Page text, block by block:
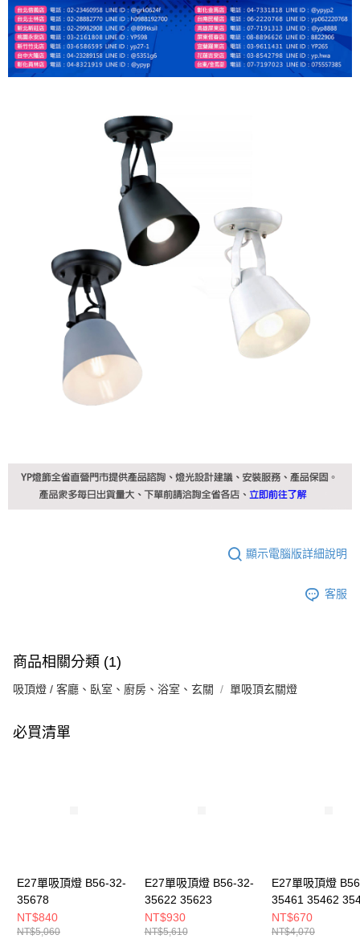
顯示電腦版詳細說明
客服
商品相關分類 (1)
吸頂燈 / 客廳、臥室、廚房、浴室、玄關 單吸頂玄關燈
必買清單
E27單吸頂燈 B56-32-
35678
NT$840
NT$5,060
E27單吸頂燈 B56-32-
35622 35623
NT$930
NT$5,610
E27單吸頂燈
35461 35462
NT$670
NT$4,070